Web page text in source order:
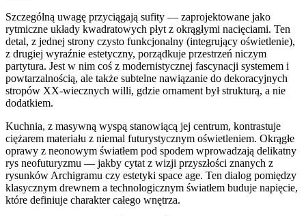
Szczególną uwagę przyciągają sufity — zaprojektowane jako
rytmiczne układy kwadratowych płyt z okrągłymi nacięciami. Ten
detal, z jednej strony czysto funkcjonalny (integrujący oświetlenie),
z drugiej wyraźnie estetyczny, porządkuje przestrzeń niczym
partytura. Jest w nim coś z modernistycznej fascynacji systemem i
powtarzalnością, ale także subtelne nawiązanie do dekoracyjnych
stropów XX-wiecznych willi, gdzie ornament był strukturą, a nie
dodatkiem.
Kuchnia, z masywną wyspą stanowiącą jej centrum, kontrastuje
ciężarem materiału z niemal futurystycznym oświetleniem. Okrągłe
oprawy z neonowym światłem pod spodem wprowadzają delikatny
rys neofuturyzmu — jakby cytat z wizji przyszłości znanych z
rysunków Archigramu czy estetyki space age. Ten dialog pomiędzy
klasycznym drewnem a technologicznym światłem buduje napięcie,
które definiuje charakter całego wnętrza.